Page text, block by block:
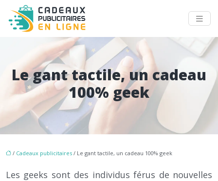
Le gant tactile, un cadeau
100% geek
/ Cadeaux publicitaires / Le gant tactile, un cadeau 100% geek
Les geeks sont des individus férus de nouvelles